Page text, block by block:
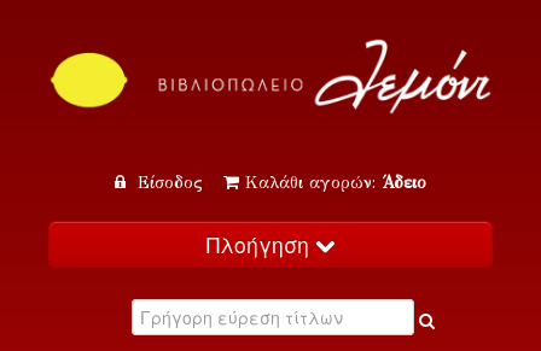
Είσοδος Καλάθι αγορών: Άδειο
Πλοήγηση
Κατάλογος